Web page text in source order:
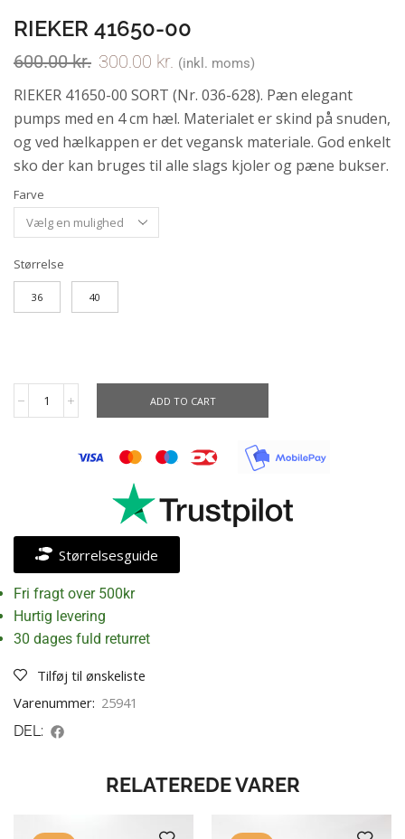
RIEKER 41650-00
600.00kr. 300.00 kr. (inkl. moms)
RIEKER 41650-00 SORT (Nr. 036-628). Pæn elegant
pumps med en 4 cm hæl. Materialet er skind på snuden,
og ved hælkappen er det vegansk materiale. God enkelt
sko der kan bruges til alle slags kjoler og pæne bukser.
Farve
Størrelse
36 40
ADD TO CART
Størrelsesguide
Fri fragt over 500kr
Hurtig levering
30 dages fuld returret
Tilføj til ønskeliste
Varenummer: 25941
DEL:
RELATEREDE VARER